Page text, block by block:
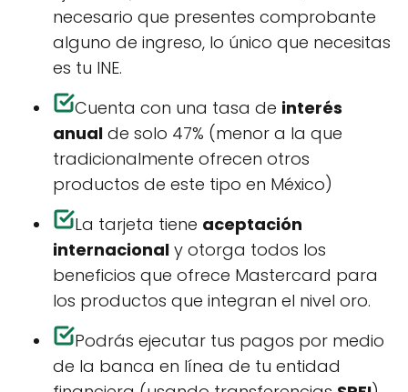
necesario que presentes comprobante
alguno de ingreso, lo único que necesitas
es tu INE.
Cuenta con una tasa de interés
anual de solo 47% (menor a la que
tradicionalmente ofrecen otros
productos de este tipo en México)
La tarjeta tiene aceptación
internacional y otorga todos los
beneficios que ofrece Mastercard para
los productos que integran el nivel oro.
Podrás ejecutar tus pagos por medio
de la banca en línea de tu entidad